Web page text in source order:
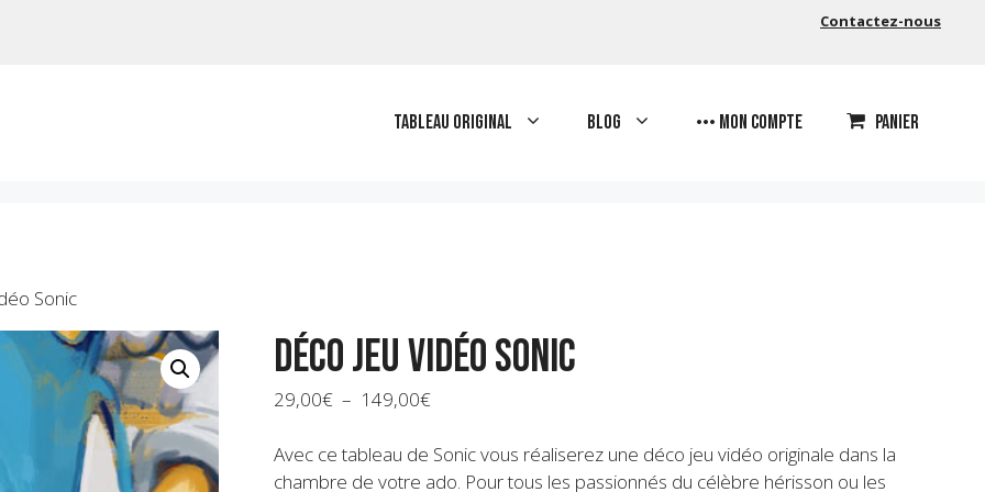
Contactez-nous
Tableau original Blog ••• Mon compte Panier
Sonic
Déco jeu vidéo Sonic
29,00€ – 149,00€Plage
prix :
29,00€
Avec ce tableau de Sonic vous réaliserez une déco jeu vidéo originale dans la
chambre de votre ado. Pour tous les passionnés du célèbre hérisson ou les